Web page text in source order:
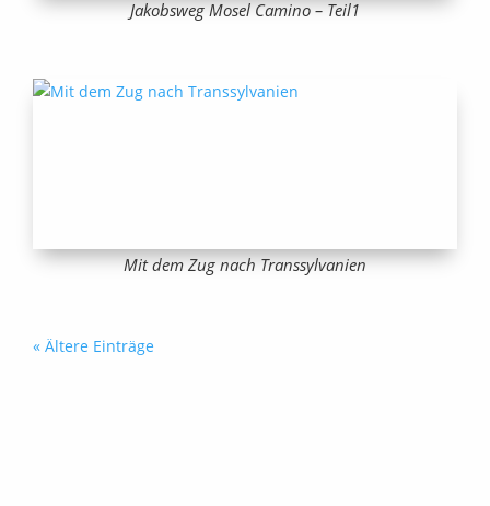
Jakobsweg Mosel Camino – Teil1
Mit dem Zug nach Transsylvanien
« Ältere Einträge